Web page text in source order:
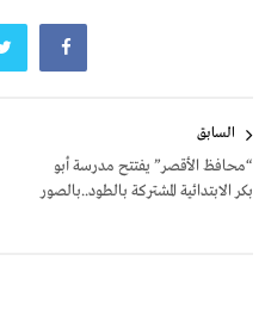
المقالات
السابق
“محافظ الأقصر” يفتتح مدرسة أبو
بكر الابتدائية المشتركة بالطود..بالصور